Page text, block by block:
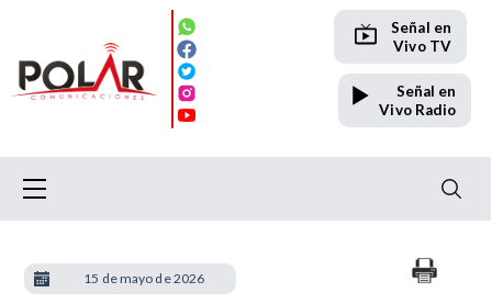
Señal en
Vivo TV
Señal en
Vivo Radio
15 de mayo de 2026